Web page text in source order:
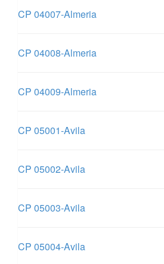
CP 04007-Almeria
CP 04008-Almeria
CP 04009-Almeria
CP 05001-Avila
CP 05002-Avila
CP 05003-Avila
CP 05004-Avila